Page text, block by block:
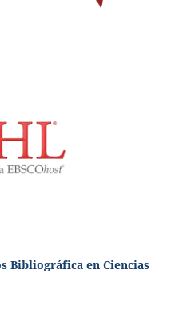
Bibliográfica en Ciencias